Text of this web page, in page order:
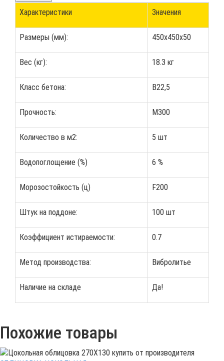
Характеристики
Значения
Размеры (мм): 450x450x50
Вес (кг): 18.3 кг
Класс бетона: В22,5
Прочность: М300
Количество в м2: 5 шт
Водопоглощение (%) 6 %
Морозостойкость (ц) F200
Штук на поддоне: 100 шт
Коэффициент истираемости: 0․7
Метод производства: Вибролитье
Наличие на складе Да!
Похожие товары